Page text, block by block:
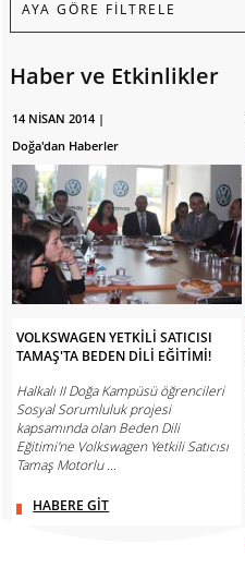
Haber ve Etkinlikler
14 NİSAN 2014 |
Doğa'dan Haberler
VOLKSWAGEN YETKİLİ SATICISI
TAMAŞ'TA BEDEN DİLİ EĞİTİMİ!
Halkalı II Doğa Kampüsü öğrencileri
Sosyal Sorumluluk projesi
kapsamında olan Beden Dili
Eğitimi'ne Volkswagen Yetkili Satıcısı
Tamaş Motorlu ...
HABERE GİT